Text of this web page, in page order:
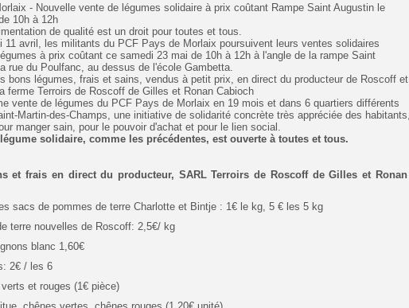
- Nouvelle vente de légumes solidaire à prix coûtant Rampe Saint Augustin le
10h à 12h
de qualité est un droit pour toutes et tous.
11 avril, les militants du PCF Pays de Morlaix poursuivent leurs ventes solidaires
à prix coûtant ce samedi 23 mai de 10h à 12h à l'angle de la rampe Saint
rue du Poulfanc, au dessus de l'école Gambetta.
bons légumes, frais et sains, vendus à petit prix, en direct du producteur de Roscoff et
ferme Terroirs de Roscoff de Gilles et Ronan Cabioch
vente de légumes du PCF Pays de Morlaix en 19 mois et dans 6 quartiers différents
Martin-des-Champs, une initiative de solidarité concrète très appréciée des habitants,
manger sain, pour le pouvoir d'achat et pour le lien social.
solidaire, comme les précédentes, est ouverte à toutes et tous.
et frais en direct du producteur, SARL Terroirs de Roscoff de Gilles et Ronan
sacs de pommes de terre Charlotte et Bintje : 1€ le kg, 5 € les 5 kg
terre nouvelles de Roscoff: 2,5€/ kg
blanc 1,60€
2€ / les 6
et rouges (1€ pièce)